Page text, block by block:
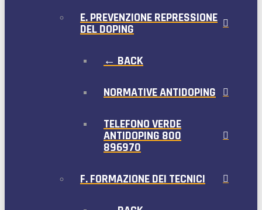
E. PREVENZIONE REPRESSIONE
DEL DOPING
← BACK
NORMATIVE ANTIDOPING
TELEFONO VERDE
ANTIDOPING 800
896970
F. FORMAZIONE DEI TECNICI